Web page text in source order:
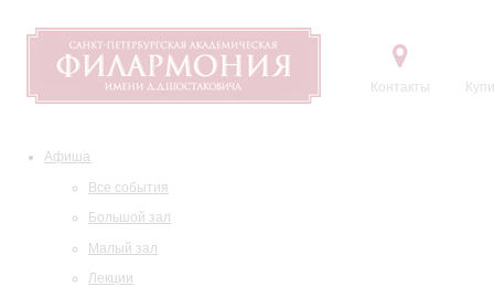
Контакты
Афиша
Все события
Большой зал
Малый зал
Лекции